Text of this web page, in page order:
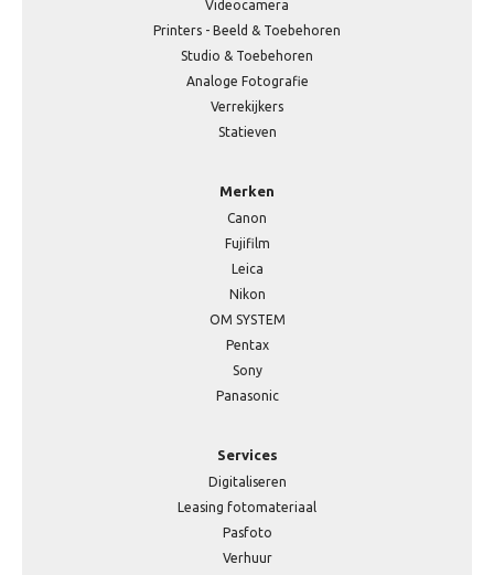
Videocamera
Printers - Beeld & Toebehoren
Studio & Toebehoren
Analoge Fotografie
Verrekijkers
Statieven
Merken
Canon
Fujifilm
Leica
Nikon
OM SYSTEM
Pentax
Sony
Panasonic
Services
Digitaliseren
Leasing fotomateriaal
Pasfoto
Verhuur